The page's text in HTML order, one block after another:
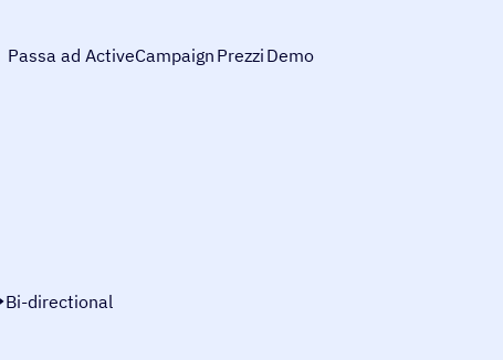
Passa ad ActiveCampaign Prezzi Demo
Bi-directional